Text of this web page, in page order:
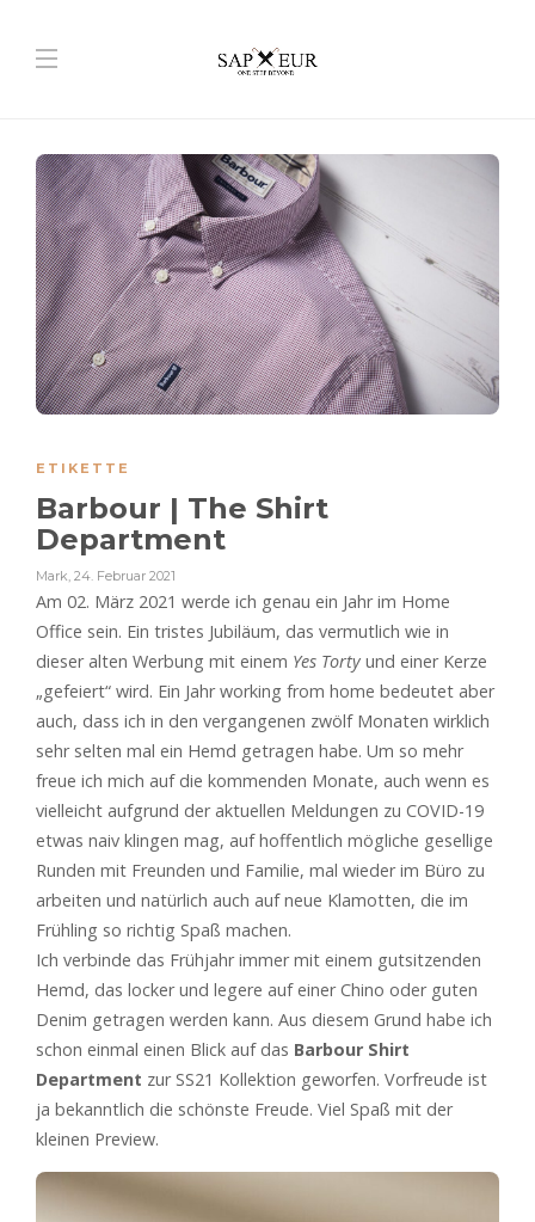
ETIKETTE
Barbour | The Shirt
Department
Mark, 24. Februar 2021
Am 02. März 2021 werde ich genau ein Jahr im Home
Office sein. Ein tristes Jubiläum, das vermutlich wie in
dieser alten Werbung mit einem Yes Torty und einer Kerze
„gefeiert“ wird. Ein Jahr working from home bedeutet aber
auch, dass ich in den vergangenen zwölf Monaten wirklich
sehr selten mal ein Hemd getragen habe. Um so mehr
freue ich mich auf die kommenden Monate, auch wenn es
vielleicht aufgrund der aktuellen Meldungen zu COVID-19
etwas naiv klingen mag, auf hoffentlich mögliche gesellige
Runden mit Freunden und Familie, mal wieder im Büro zu
arbeiten und natürlich auch auf neue Klamotten, die im
Frühling so richtig Spaß machen.
Ich verbinde das Frühjahr immer mit einem gutsitzenden
Hemd, das locker und legere auf einer Chino oder guten
Denim getragen werden kann. Aus diesem Grund habe ich
schon einmal einen Blick auf das Barbour Shirt
Department zur SS21 Kollektion geworfen. Vorfreude ist
ja bekanntlich die schönste Freude. Viel Spaß mit der
kleinen Preview.